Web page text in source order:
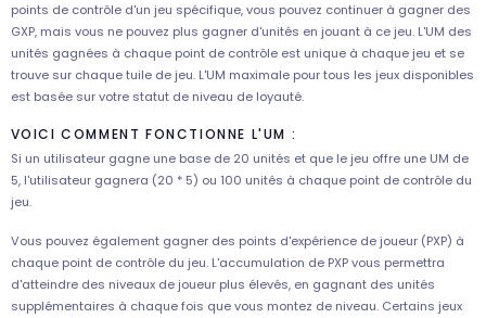
points de contrôle d'un jeu spécifique, vous pouvez continuer à gagner des
GXP, mais vous ne pouvez plus gagner d'unités en jouant à ce jeu. L'UM des
unités gagnées à chaque point de contrôle est unique à chaque jeu et se
trouve sur chaque tuile de jeu. L'UM maximale pour tous les jeux disponibles
est basée sur votre statut de niveau de loyauté.
VOICI COMMENT FONCTIONNE L'UM :
Si un utilisateur gagne une base de 20 unités et que le jeu offre une UM de
5, l'utilisateur gagnera (20 * 5) ou 100 unités à chaque point de contrôle du
jeu.
Vous pouvez également gagner des points d'expérience de joueur (PXP) à
chaque point de contrôle du jeu. L'accumulation de PXP vous permettra
d'atteindre des niveaux de joueur plus élevés, en gagnant des unités
supplémentaires à chaque fois que vous montez de niveau. Certains jeux